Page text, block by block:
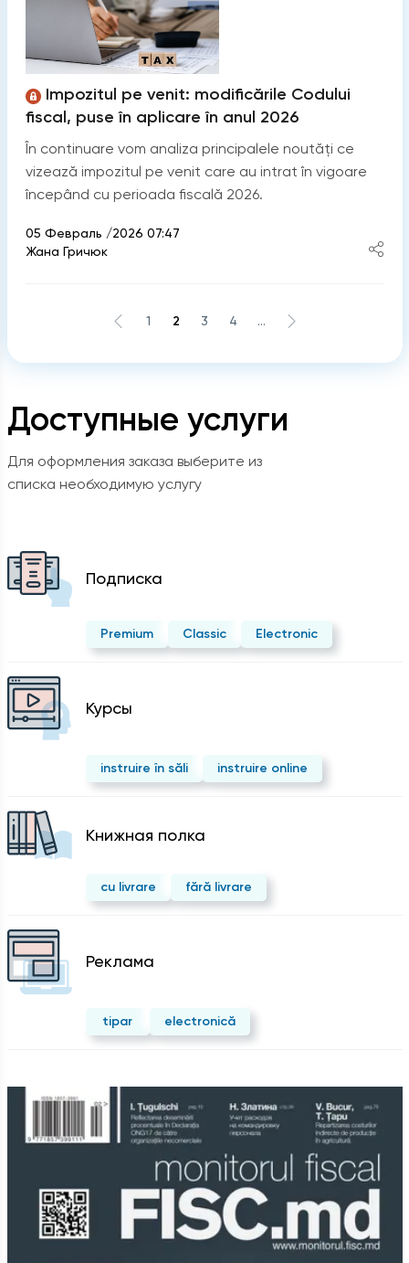
Доступные услуги
Для оформления заказа выберите из
списка необходимую услугу
Подписка
Premium Classic Electronic
Курсы
instruire în săli instruire online
Kнижная полка
cu livrare fără livrare
Реклама
tipar electronică
Impozitul pe venit: modificările Codului
fiscal, puse în aplicare în anul 2026
În continuare vom analiza principalele noutăți ce
vizează impozitul pe venit care au intrat în vigoare
începând cu perioada fiscală 2026.
05 Февраль /2026 07:47
Жана Гричюк
1 2 3 4 ...